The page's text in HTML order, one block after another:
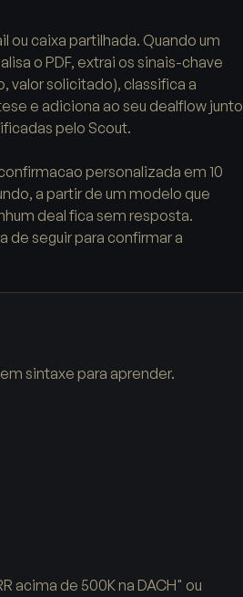
ou caixa partilhada. Quando um
o PDF, extrai os sinais-chave
valor solicitado), classifica a
e adiciona ao seu dealflow junto
pelo Scout.
personalizada em 10
a partir de um modelo que
deal fica sem resposta.
de seguir para confirmar a
sintaxe para aprender.
acima de 500K na DACH" ou